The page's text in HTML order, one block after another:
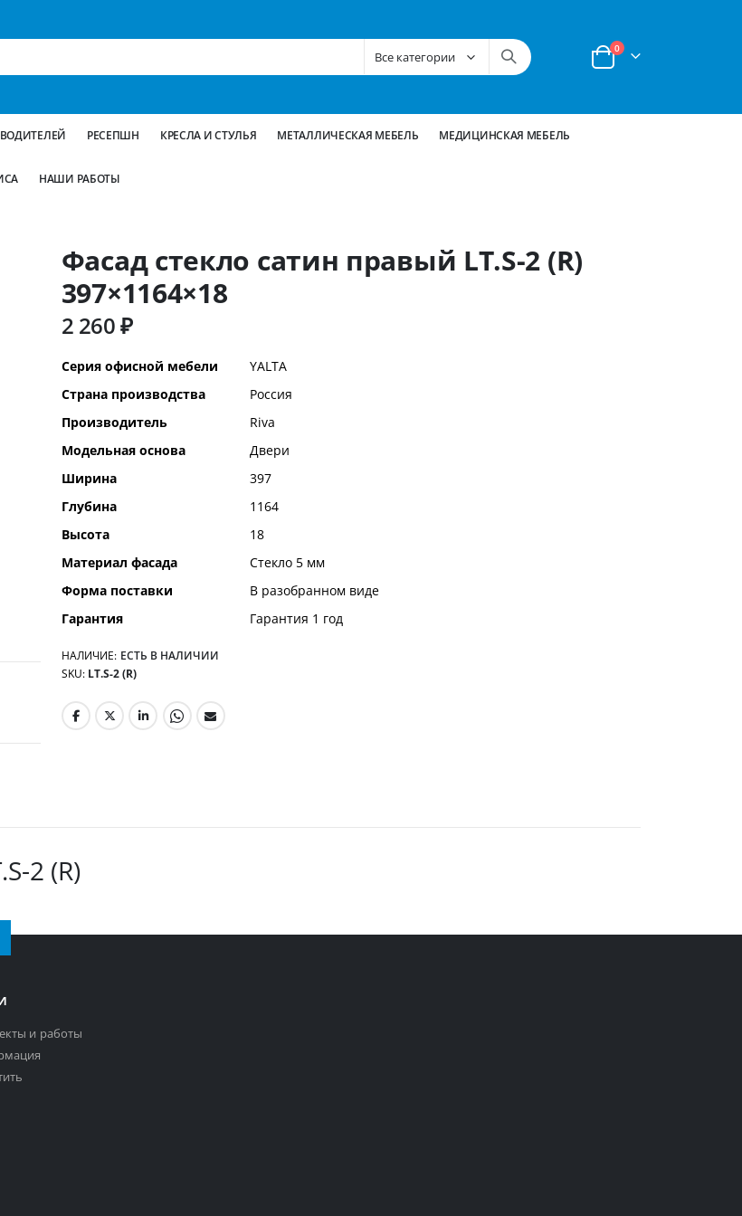
Корзина
0позиции
РЕСЕПШН КРЕСЛА И СТУЛЬЯ МЕТАЛЛИЧЕСКАЯ МЕБЕЛЬ МЕДИЦИНСКАЯ МЕБЕЛЬ
НАШИ РАБОТЫ
Фасад стекло сатин правый LT.S-2 (R)
397×1164×18
2 260 ₽
Дополнительная
информация
Серия офисной мебели
YALTA
Страна производства
Россия
Производитель
Riva
Модельная основа
Двери
Ширина
397
Глубина
1164
Высота
18
Материал фасада
Стекло 5 мм
Форма поставки
В разобранном виде
Гарантия
Гарантия 1 год
НАЛИЧИЕ: ЕСТЬ В НАЛИЧИИ
SKU LT.S-2 (R)
2 (R)
и работы